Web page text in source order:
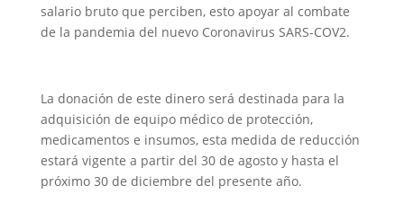
salario bruto que perciben, esto apoyar al combate
de la pandemia del nuevo Coronavirus SARS-COV2.
La donación de este dinero será destinada para la
adquisición de equipo médico de protección,
medicamentos e insumos, esta medida de reducción
estará vigente a partir del 30 de agosto y hasta el
próximo 30 de diciembre del presente año.